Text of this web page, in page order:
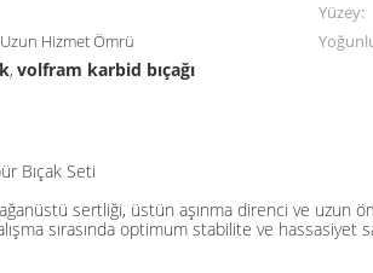
Yüzey:
Hizmet Ömrü
,volfram karbid bıçağı
Bıçak Seti
sertliği, üstün aşınma direnci ve
sırasında optimum stabilite ve